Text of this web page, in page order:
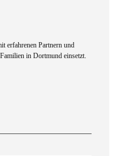
erfahrenen Partnern und
in Dortmund einsetzt.